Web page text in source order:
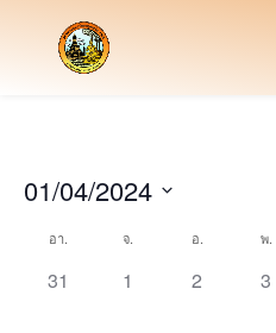
01/04/2024
date.
Calendar
of
อา. จ. อ. พ.
0
31
0
1
0
2
0
3